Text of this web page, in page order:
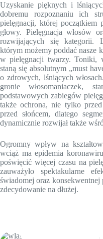
Uzyskanie pięknych i
dobremu rozpoznaniu ich
pielęgnacji, której początkiem
głowy. Pielęgnacja włosów
rozwijających się kategorii.
którym możemy poddać nasze
w pielęgnacji twarzy. Toniki,
staną się absolutnym „must
o zdrowych, lśniących
gronie włosomaniaczek,
podstawowych zabiegów
także ochrona, nie tylko
przed słońcem, dlatego
dynamicznie rozwijał także
Ogromny wpływ na
wciąż ma epidemia
poświęcić więcej czasu na
zauważyło spektakularne
świadomej oraz
zdecydowanie na dłużej.